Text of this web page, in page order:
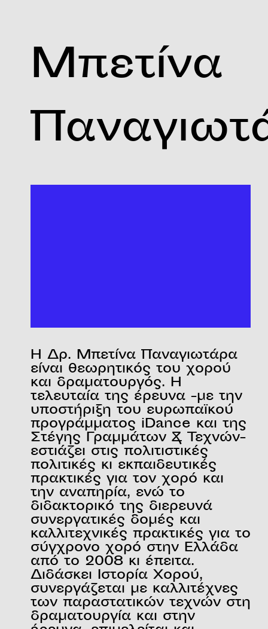
Μπετίνα
Η Δρ. Μπετίνα Παναγιωτάρα
είναι θεωρητικός του χορού
και δραματουργός. Η
τελευταία της έρευνα -με την
υποστήριξη του ευρωπαϊκού
προγράμματος iDance και της
Στέγης Γραμμάτων & Τεχνών-
εστιάζει στις πολιτιστικές
πολιτικές κι εκπαιδευτικές
πρακτικές για τον χορό και
την αναπηρία, ενώ το
διδακτορικό της διερευνά
συνεργατικές δομές και
καλλιτεχνικές πρακτικές για το
σύγχρονο χορό στην Ελλάδα
από το 2008 κι έπειτα.
Διδάσκει Ιστορία Χορού,
συνεργάζεται με καλλιτέχνες
των παραστατικών τεχνών στη
δραματουργία και στην